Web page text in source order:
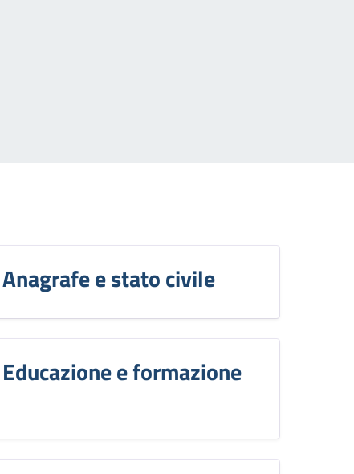
Anagrafe e stato civile
Educazione e formazione